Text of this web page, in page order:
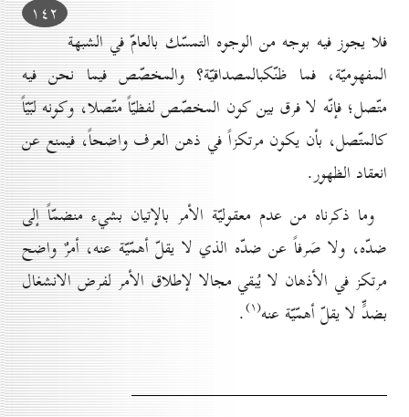
۱٤۲
فلا يجوز فيه بوجه من الوجوه التمسّك بالعامّ في الشبهة
المفهوميّة، فما ظنّكبالمصداقيّة؟ والمخصّص فيما نحن فيه
متّصل؛ فإنّه لا فرق بين كون المخصّص لفظيّاً متّصلا، وكونه لبّيّاً
كالمتّصل، بأن يكون مرتكزاً في ذهن العرف واضحاً، فيمنع عن
انعقاد الظهور.
وما ذكرناه من عدم معقوليّة الأمر بالإتيان بشيء منضمّاً إلى
ضدّه، ولا صَرفاً عن ضدّه الذي لا يقلّ أهمّيّة عنه، أمرٌ واضح
مرتكز في الأذهان لا يُبقي مجالا لإطلاق الأمر لفرض الانشغال
بضدٍّ لا يقلّ أهمّيّة عنه(۱) .